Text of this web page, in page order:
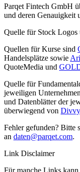
Parqet Fintech GmbH
und deren Genauigkeit
Quelle für Stock Logos
Quellen für Kurse sind
Handelsplätze sowie
QuoteMedia und
Quelle für
jeweiligen
und Datenblätter der
überwiegend von
Fehler gefunden? Bitte
an daten@parqet.com.
Link Disclaimer
Für manche Links